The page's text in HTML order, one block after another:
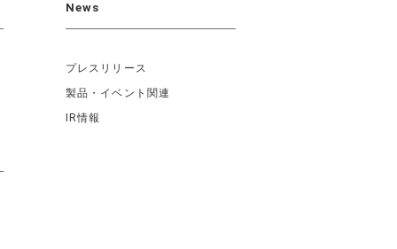
News
プレスリリース
製品・イベント関連
IR情報